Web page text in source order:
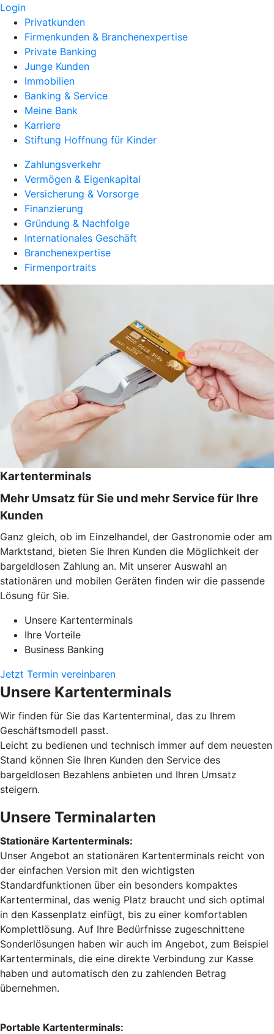
Login
Privatkunden
Firmenkunden & Branchenexpertise
Private Banking
Junge Kunden
Immobilien
Banking & Service
Meine Bank
Karriere
Stiftung Hoffnung für Kinder
Zahlungsverkehr
Vermögen & Eigenkapital
Versicherung & Vorsorge
Finanzierung
Gründung & Nachfolge
Internationales Geschäft
Branchenexpertise
Firmenportraits
Kartenterminals
Mehr Umsatz für Sie und mehr Service für Ihre
Kunden
Ganz gleich, ob im Einzelhandel, der Gastronomie oder am
Marktstand, bieten Sie Ihren Kunden die Möglichkeit der
bargeldlosen Zahlung an. Mit unserer Auswahl an
stationären und mobilen Geräten finden wir die passende
Lösung für Sie.
Unsere Kartenterminals
Ihre Vorteile
Business Banking
Jetzt Termin vereinbaren
Unsere Kartenterminals
Wir finden für Sie das Kartenterminal, das zu Ihrem
Geschäftsmodell passt.
Leicht zu bedienen und technisch immer auf dem neuesten
Stand können Sie Ihren Kunden den Service des
bargeldlosen Bezahlens anbieten und Ihren Umsatz
steigern.
Unsere Terminalarten
Stationäre Kartenterminals:
Unser Angebot an stationären Kartenterminals reicht von
der einfachen Version mit den wichtigsten
Standardfunktionen über ein besonders kompaktes
Kartenterminal, das wenig Platz braucht und sich optimal
in den Kassenplatz einfügt, bis zu einer komfortablen
Komplettlösung. Auf Ihre Bedürfnisse zugeschnittene
Sonderlösungen haben wir auch im Angebot, zum Beispiel
Kartenterminals, die eine direkte Verbindung zur Kasse
haben und automatisch den zu zahlenden Betrag
übernehmen.
Portable Kartenterminals: